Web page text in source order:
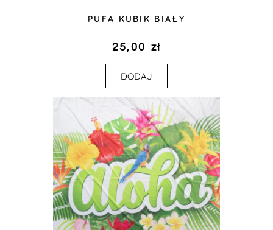
PUFA KUBIK BIAŁY
25,00 zł
DODAJ